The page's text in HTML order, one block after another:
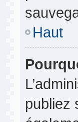
Haut
publiez